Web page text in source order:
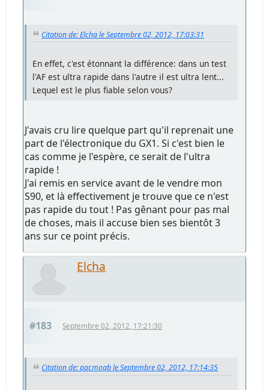
Citation de: Elcha le Septembre 02, 2012, 17:03:31
En effet, c'est étonnant la différence: dans un test
l'AF est ultra rapide dans l'autre il est ultra lent...
Lequel est le plus fiable selon vous?
J'avais cru lire quelque part qu'il reprenait une
part de l'électronique du GX1. Si c'est bien le
cas comme je l'espère, ce serait de l'ultra
rapide !
J'ai remis en service avant de le vendre mon
S90, et là effectivement je trouve que ce n'est
pas rapide du tout ! Pas gênant pour pas mal
de choses, mais il accuse bien ses bientôt 3
ans sur ce point précis.
Elcha
#183 Septembre 02, 2012, 17:21:30
Citation de: pacmoab le Septembre 02, 2012, 17:14:35